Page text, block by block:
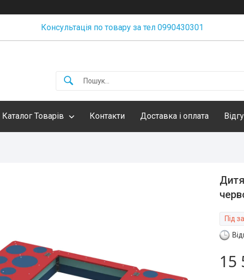
Консультація по товару за тел 0990430301
Каталог Товарів Контакти Доставка і оплата
Під
15